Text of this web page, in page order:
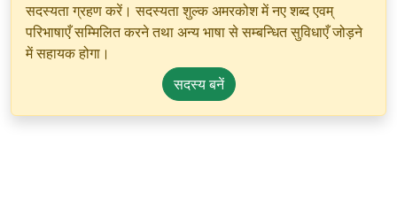
सदस्यता ग्रहण करें। सदस्यता शुल्क अमरकोश में नए शब्द एवम्
परिभाषाएँ सम्मिलित करने तथा अन्य भाषा से सम्बन्धित सुविधाएँ जोड़ने
में सहायक होगा।
सदस्य बनें